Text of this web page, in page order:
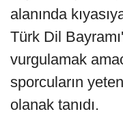
alanında
Türk Dil
vurgulamak
sporcuların
olanak tanıdı.